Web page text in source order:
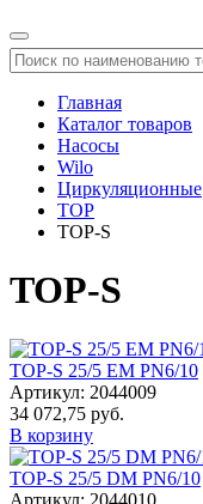
Главная
Каталог товаров
Насосы
Wilo
Циркуляционные
TOP
TOP-S
TOP-S
TOP-S 25/5 EM PN6/10
Артикул: 2044009
34 072,75 руб.
В корзину
TOP-S 25/5 DM PN6/10
Артикул: 2044010